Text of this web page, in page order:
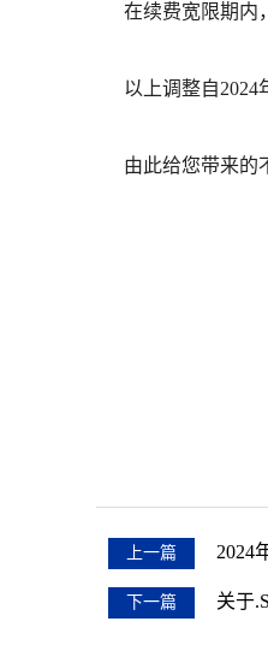
在续费宽限期内
以上调整自2024
由此给您带来的
新
上一篇 2024
下一篇 关于